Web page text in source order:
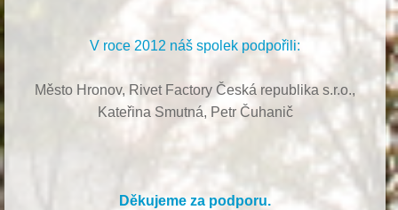
V roce 2012 náš spolek podpořili:
Město Hronov, Rivet Factory Česká republika s.r.o.,
Kateřina Smutná, Petr Čuhanič
Děkujeme za podporu.